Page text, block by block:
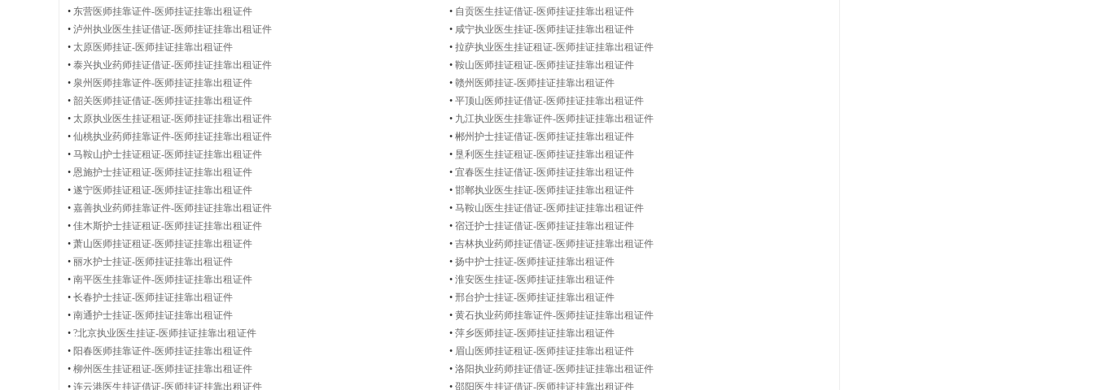
医
证
件
• 东营医师挂靠证件-医师挂证挂靠出租证件 • 自贡医生挂证借证-医师挂证挂靠出租证件
• 泸州执业医生挂证借证-医师挂证挂靠出租证件 • 咸宁执业医生挂证-医师挂证挂靠出租证件
• 太原医师挂证-医师挂证挂靠出租证件 • 拉萨执业医生挂证租证-医师挂证挂靠出租证件
• 泰兴执业药师挂证借证-医师挂证挂靠出租证件 • 鞍山医师挂证租证-医师挂证挂靠出租证件
• 泉州医师挂靠证件-医师挂证挂靠出租证件 • 赣州医师挂证-医师挂证挂靠出租证件
• 韶关医师挂证借证-医师挂证挂靠出租证件 • 平顶山医师挂证借证-医师挂证挂靠出租证件
• 太原执业医生挂证租证-医师挂证挂靠出租证件 • 九江执业医生挂靠证件-医师挂证挂靠出租证件
• 仙桃执业药师挂靠证件-医师挂证挂靠出租证件 • 郴州护士挂证借证-医师挂证挂靠出租证件
• 马鞍山护士挂证租证-医师挂证挂靠出租证件 • 垦利医生挂证租证-医师挂证挂靠出租证件
• 恩施护士挂证租证-医师挂证挂靠出租证件 • 宜春医生挂证借证-医师挂证挂靠出租证件
• 遂宁医师挂证租证-医师挂证挂靠出租证件 • 邯郸执业医生挂证-医师挂证挂靠出租证件
• 嘉善执业药师挂靠证件-医师挂证挂靠出租证件 • 马鞍山医生挂证借证-医师挂证挂靠出租证件
• 佳木斯护士挂证租证-医师挂证挂靠出租证件 • 宿迁护士挂证借证-医师挂证挂靠出租证件
• 萧山医师挂证租证-医师挂证挂靠出租证件 • 吉林执业药师挂证借证-医师挂证挂靠出租证件
• 丽水护士挂证-医师挂证挂靠出租证件 • 扬中护士挂证-医师挂证挂靠出租证件
• 南平医生挂靠证件-医师挂证挂靠出租证件 • 淮安医生挂证-医师挂证挂靠出租证件
• 长春护士挂证-医师挂证挂靠出租证件 • 邢台护士挂证-医师挂证挂靠出租证件
• 南通护士挂证-医师挂证挂靠出租证件 • 黄石执业药师挂靠证件-医师挂证挂靠出租证件
• ?北京执业医生挂证-医师挂证挂靠出租证件 • 萍乡医师挂证-医师挂证挂靠出租证件
• 阳春医师挂靠证件-医师挂证挂靠出租证件 • 眉山医师挂证租证-医师挂证挂靠出租证件
• 柳州医生挂证租证-医师挂证挂靠出租证件 • 洛阳执业药师挂证借证-医师挂证挂靠出租证件
• 连云港医生挂证借证-医师挂证挂靠出租证件 • 邵阳医生挂证借证-医师挂证挂靠出租证件